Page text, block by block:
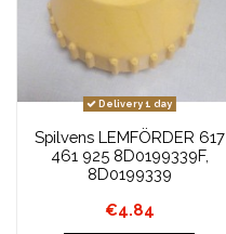
Delivery 1 day
Spilvens LEMFÖRDER 617
461 925 8D0199339F,
8D0199339
€4.84